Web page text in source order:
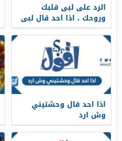
الرد على لبى قلبك
وروحك ، اذا احد قال لبى
عمرك وش ارد
اذا احد قال وحشتيني
وش ارد